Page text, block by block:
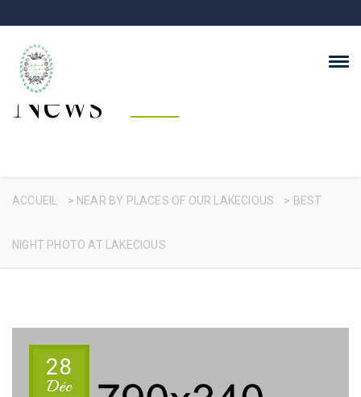
News
ACCUEIL > NEAR BY PLACES OF OUR LAKECIOUS > BEST
NIGHT PHOTO AT LAKECIOUS
28
Déc